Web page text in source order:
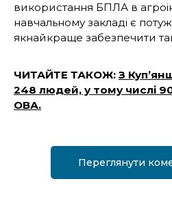
використання БПЛА в
навчальному закладі є
якнайкраще забезпечити
ЧИТАЙТЕ ТАКОЖ: З
248 людей, у тому числі
ОВА.
Переглянути